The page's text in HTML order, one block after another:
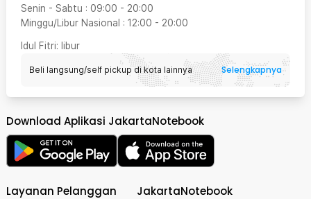
Senin - Sabtu : 09:00 - 20:00
Minggu/Libur Nasional : 12:00 - 20:00
Idul Fitri: libur
Beli langsung/self pickup di kota lainnya Selengkapnya
Download Aplikasi JakartaNotebook
Layanan Pelanggan JakartaNotebook